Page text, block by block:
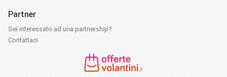
Partner
Sei interessato ad una partnership?
Contattaci